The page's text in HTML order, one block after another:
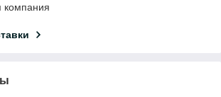
компания